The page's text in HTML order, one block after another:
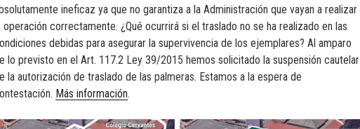
ineficaz ya que no garantiza a la Administración que vayan a realizar
operación correctamente. ¿Qué ocurrirá si el traslado no se ha realizado en las
debidas para asegurar la supervivencia de los ejemplares? Al amparo
lo previsto en el Art. 117.2 Ley 39/2015 hemos solicitado la suspensión cautelar
la autorización de traslado de las palmeras. Estamos a la espera de
Más información.